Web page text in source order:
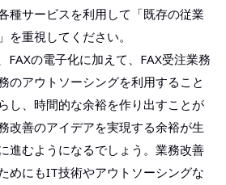
種サービスを利用して「既存の従業
を重視してください。
FAXの電子化に加えて、FAX受注業務
のアウトソーシングを利用すること
し、時間的な余裕を作り出すことが
改善のアイデアを実現する余裕が生
進むようになるでしょう。業務改善
めにもIT技術やアウトソーシングな